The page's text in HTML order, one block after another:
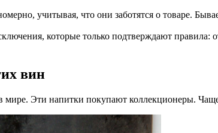
учитывая, что они заботятся о товаре.
которые только подтверждают правила:
вин
мире. Эти напитки покупают коллекционеры.